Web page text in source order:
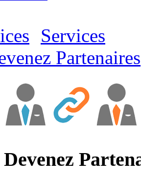
Services
Partenaires
Devenez